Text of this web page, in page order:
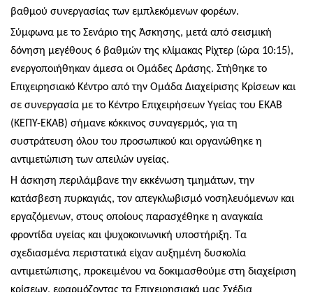
βαθμού συνεργασίας των εμπλεκόμενων φορέων.
Σύμφωνα με το Σενάριο της Άσκησης, μετά από σεισμική
δόνηση μεγέθους 6 βαθμών της κλίμακας Ρίχτερ (ώρα 10:15),
ενεργοποιήθηκαν άμεσα οι Ομάδες Δράσης. Στήθηκε το
Επιχειρησιακό Κέντρο από την Ομάδα Διαχείρισης Κρίσεων και
σε συνεργασία με το Κέντρο Επιχειρήσεων Υγείας του ΕΚΑΒ
(ΚΕΠΥ-ΕΚΑΒ) σήμανε κόκκινος συναγερμός, για τη
συστράτευση όλου του προσωπικού και οργανώθηκε η
αντιμετώπιση των απειλών υγείας.
Η άσκηση περιλάμβανε την εκκένωση τμημάτων, την
κατάσβεση πυρκαγιάς, τον απεγκλωβισμό νοσηλευόμενων και
εργαζόμενων, στους οποίους παρασχέθηκε η αναγκαία
φροντίδα υγείας και ψυχοκοινωνική υποστήριξη. Τα
σχεδιασμένα περιστατικά είχαν αυξημένη δυσκολία
αντιμετώπισης, προκειμένου να δοκιμασθούμε στη διαχείριση
κρίσεων, εφαρμόζοντας τα Επιχειρησιακά μας Σχέδια